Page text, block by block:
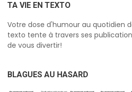
TA VIE EN TEXTO
Votre dose d'humour au quotidien
texto tente à travers ses
de vous divertir!
BLAGUES AU HASARD